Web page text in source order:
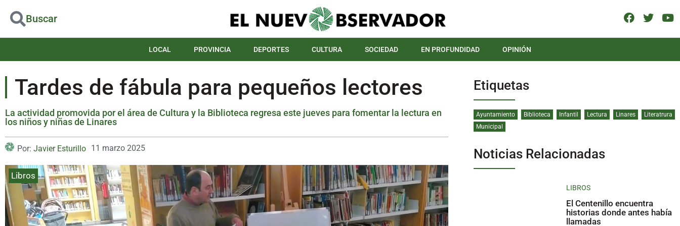
Buscar
LOCAL PROVINCIA DEPORTES CULTURA SOCIEDAD EN PROFUNDIDAD OPINIÓN
Tardes de fábula para pequeños lectores
La actividad promovida por el área de Cultura y la Biblioteca regresa este jueves para fomentar la lectura en
los niños y niñas de Linares
Por: Javier Esturillo 11 marzo 2025
Libros
Etiquetas
Ayuntamiento Biblioteca Infantil Lectura Linares
Literatrura
Municipal
Noticias Relacionadas
LIBROS
El Centenillo encuentra
historias donde antes había
llamadas